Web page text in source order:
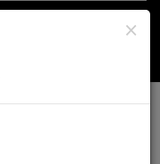
สารบัญ×